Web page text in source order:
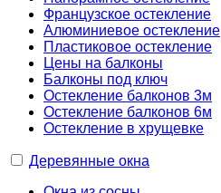
Французское остекление
Алюминиевое остекление
Пластиковое остекление
Цены на балконы
Балконы под ключ
Остекление балконов 3м
Остекление балконов 6м
Остекление в хрущевке
Деревянные окна